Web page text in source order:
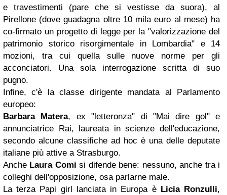
e travestimenti (pare che si vestisse da suora), al
Pirellone (dove guadagna oltre 10 mila euro al mese) ha
co-firmato un progetto di legge per la "valorizzazione del
patrimonio storico risorgimentale in Lombardia" e 14
mozioni, tra cui quella sulle nuove norme per gli
acconciatori. Una sola interrogazione scritta di suo
pugno.
Infine, c'è la classe dirigente mandata al Parlamento
europeo:
Barbara Matera, ex "letteronza" di "Mai dire gol" e
annunciatrice Rai, laureata in scienze dell'educazione,
secondo alcune classifiche ad hoc è una delle deputate
italiane più attive a Strasburgo.
Anche Laura Comi si difende bene: nessuno, anche tra i
colleghi dell'opposizione, osa parlarne male.
La terza Papi girl lanciata in Europa è Licia Ronzulli,